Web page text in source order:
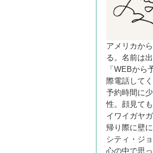
アメリカか
る。名前は
「WEBから
際電話して
予約時間に
性。顔見て
イワイガヤ
帰り際に壁
シティ・ジ
心の中で思